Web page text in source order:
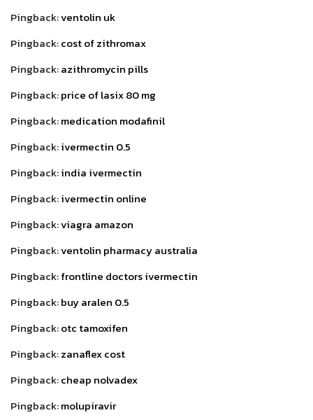
Pingback:ventolin uk
Pingback:cost of zithromax
Pingback:azithromycin pills
Pingback:price of lasix 80 mg
Pingback:medication modafinil
Pingback:ivermectin 0.5
Pingback:india ivermectin
Pingback:ivermectin online
Pingback:viagra amazon
Pingback:ventolin pharmacy australia
Pingback:frontline doctors ivermectin
Pingback:buy aralen 0.5
Pingback:otc tamoxifen
Pingback:zanaflex cost
Pingback:cheap nolvadex
Pingback:molupiravir